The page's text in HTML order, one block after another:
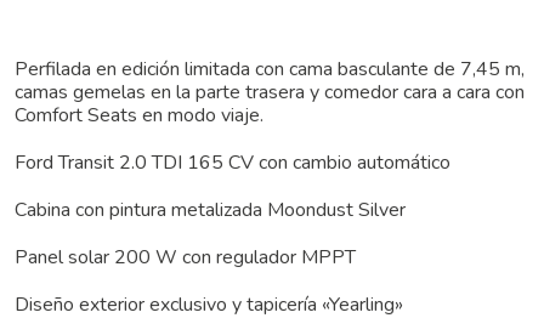
Perfilada en edición limitada con cama basculante de 7,45 m,
camas gemelas en la parte trasera y comedor cara a cara con
Comfort Seats en modo viaje.
Ford Transit 2.0 TDI 165 CV con cambio automático
Cabina con pintura metalizada Moondust Silver
Panel solar 200 W con regulador MPPT
Diseño exterior exclusivo y tapicería «Yearling»